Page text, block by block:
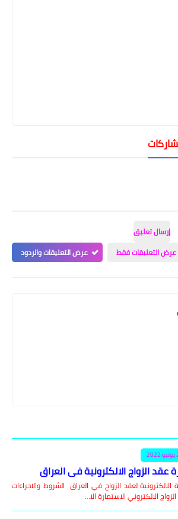
إرسال تعليق
عرض التعليقات فقط
عرض التعليقات والردود
عقد الزواج الالكترونية في العراق
الالكترونية لعقد الزواج في العراق الشروط والاجراءات
الالكتروني الاستمارة الا…